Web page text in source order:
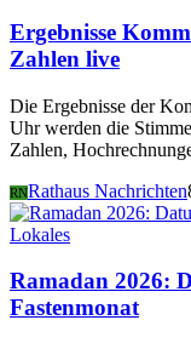
Ergebnisse
Zahlen live
Die Ergebnisse der
Uhr werden die
Zahlen,
RNRathaus Nachrichten
Lokales
Ramadan 2026:
Fastenmonat